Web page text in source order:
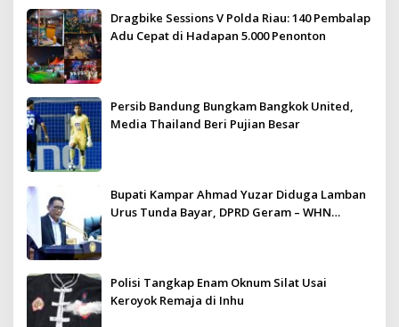
Dragbike Sessions V Polda Riau: 140 Pembalap
Adu Cepat di Hadapan 5.000 Penonton
Persib Bandung Bungkam Bangkok United,
Media Thailand Beri Pujian Besar
Bupati Kampar Ahmad Yuzar Diduga Lamban
Urus Tunda Bayar, DPRD Geram – WHN
Polisi Tangkap Enam Oknum Silat Usai
Keroyok Remaja di Inhu